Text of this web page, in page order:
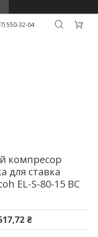
550-32-04
компресор
для ставка
EL-S-80-15 BC
₴